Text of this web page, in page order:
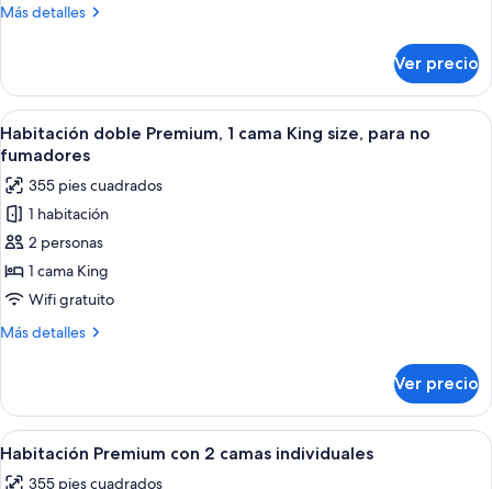
Más detalles
Más
de
lujo
Ver precio
Abrir
todas
las
fotos
de
Habitación
doble
Premium,
1
size,
para
no
fumadores
Una habitación de hotel con una
6
Habitación doble Premium, 1 cama King size, para no
fumadores
355 pies cuadrados
1 habitación
2 personas
1 cama King
Wifi gratuito
Más detalles
Más
doble
Premium,
1
Ver precio
Abrir
todas
Habitación de hotel con dos camas,
6
Habitación Premium con 2 camas individuales
355 pies cuadrados